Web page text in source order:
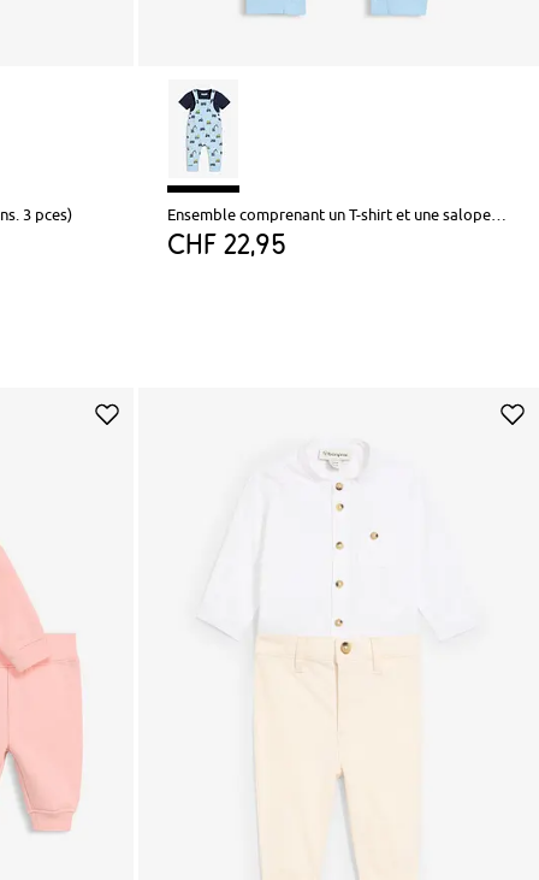
3 pces) Ensemble comprenant un T-shirt et une salopette en coton
CHF 22,95